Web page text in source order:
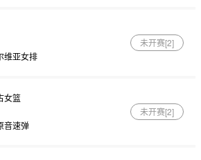
维亚女排
未开赛[2]
女篮
音速弹
未开赛[2]